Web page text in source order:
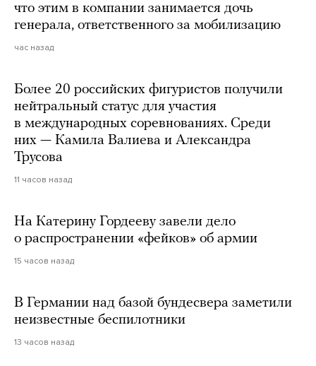
что этим в компании занимается дочь
генерала, ответственного за мобилизацию
час назад
Более 20 российских фигуристов получили
нейтральный статус для участия
в международных соревнованиях. Среди
них — Камила Валиева и Александра
Трусова
11 часов назад
На Катерину Гордееву завели дело
о распространении «фейков» об армии
15 часов назад
В Германии над базой бундесвера заметили
неизвестные беспилотники
13 часов назад